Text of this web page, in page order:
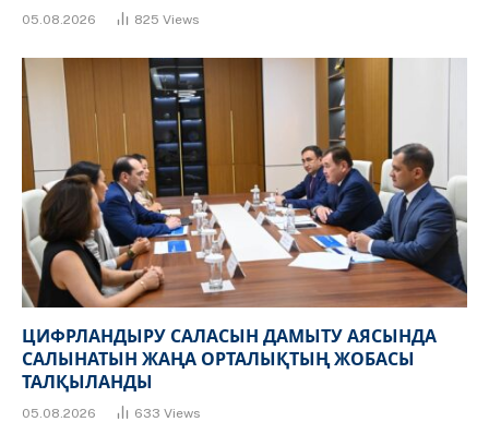
05.08.2026 825 Views
ЦИФРЛАНДЫРУ САЛАСЫН ДАМЫТУ АЯСЫНДА
САЛЫНАТЫН ЖАҢА ОРТАЛЫҚТЫҢ ЖОБАСЫ
ТАЛҚЫЛАНДЫ
05.08.2026 633 Views